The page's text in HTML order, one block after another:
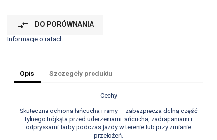
compare_arrows DO PORÓWNANIA
Informacje o ratach
Opis Szczegóły produktu
Cechy
Skuteczna ochrona łańcucha i ramy — zabezpiecza dolną część
tylnego trójkąta przed uderzeniami łańcucha, zadrapaniami i
odpryskami farby podczas jazdy w terenie lub przy zmianie
przełożeń.